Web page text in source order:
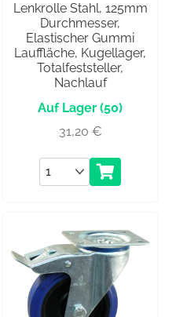
Lenkrolle Stahl, 125mm
Durchmesser,
Elastischer Gummi
Lauffläche, Kugellager,
Totalfeststeller,
Nachlauf
(50)
31,20 €
Anzahl